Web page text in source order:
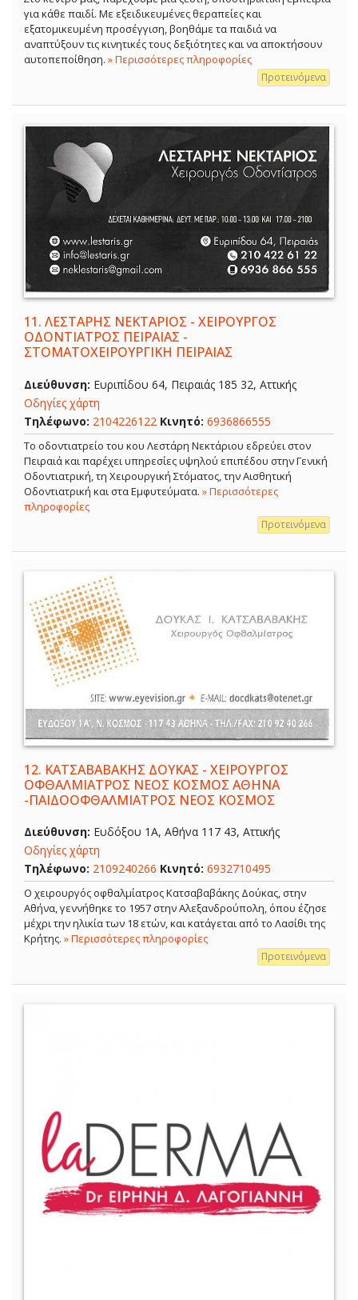
για κάθε παιδί. Με εξειδικευμένες θεραπείες και
εξατομικευμένη προσέγγιση, βοηθάμε τα παιδιά να
αναπτύξουν τις κινητικές τους δεξιότητες και να αποκτήσουν
αυτοπεποίθηση. » Περισσότερες πληροφορίες
Προτεινόμενα
11. ΛΕΣΤΑΡΗΣ ΝΕΚΤΑΡΙΟΣ - ΧΕΙΡΟΥΡΓΟΣ
ΟΔΟΝΤΙΑΤΡΟΣ ΠΕΙΡΑΙΑΣ -
ΣΤΟΜΑΤΟΧΕΙΡΟΥΡΓΙΚΗ ΠΕΙΡΑΙΑΣ
Διεύθυνση: Ευριπίδου 64, Πειραιάς 185 32, Αττικής
Οδηγίες χάρτη
Τηλέφωνο: 2104226122 Κινητό: 6936866555
Το οδοντιατρείο του κου Λεστάρη Νεκτάριου εδρεύει στον
Πειραιά και παρέχει υπηρεσίες υψηλού επιπέδου στην Γενική
Οδοντιατρική, τη Χειρουργική Στόματος, την Αισθητική
Οδοντιατρική και στα Εμφυτεύματα. » Περισσότερες
πληροφορίες
Προτεινόμενα
12. ΚΑΤΣΑΒΑΒΑΚΗΣ ΔΟΥΚΑΣ - ΧΕΙΡΟΥΡΓΟΣ
ΟΦΘΑΛΜΙΑΤΡΟΣ ΝΕΟΣ ΚΟΣΜΟΣ ΑΘΗΝΑ
-ΠΑΙΔΟΟΦΘΑΛΜΙΑΤΡΟΣ ΝΕΟΣ ΚΟΣΜΟΣ
Διεύθυνση: Ευδόξου 1Α, Αθήνα 117 43, Αττικής
Οδηγίες χάρτη
Τηλέφωνο: 2109240266 Κινητό: 6932710495
Ο χειρουργός οφθαλμίατρος Κατσαβαβάκης Δούκας, στην
Αθήνα, γεννήθηκε το 1957 στην Αλεξανδρούπολη, όπου έζησε
μέχρι την ηλικία των 18 ετών, και κατάγεται από το Λασίθι της
Κρήτης. » Περισσότερες πληροφορίες
Προτεινόμενα